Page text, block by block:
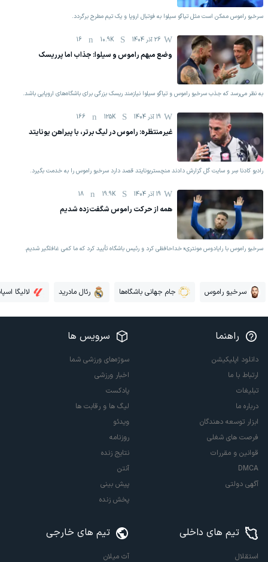
سرخیو راموس ممکن است مثل تیاگو سیلوا به فوتبال اروپا و یک تیم مطرح برگردد.
26 آذر 1404 10.9K
16
وضع مبهم راموس و سیلوا: جذاب اما پرریسک
به نظر می‌رسد که جذب سرخیو راموس و تیاگو سیلوا نیازمند ریسک بزرگی برای باشگاه‌های اروپایی باشد.
19 آذر 1404 125K
166
غیرمنتظره: راموس در لیگ برتر، با پیراهن یونایتد
رادیو کادنا سِر و سایت گل گزارش دادند منچستریونایتد قصد دارد سرخیو راموس را به خدمت بگیرد.
19 آذر 1404 19.9K
18
همه از حرکت راموس شگفت‌زده شدیم
سرخیو راموس با رایادوس مونتری» خداحافظی کرد و رئیس باشگاه تأیید کرد که ما کمی غافلگیر شدیم.
سرخیو راموس جام جهانی باشگاه‌ها رئال مادرید لالیگا
راهنما
دانلود اپلیکیشن
ارتباط با ما
تبلیغات
درباره ما
ابزار توسعه دهندگان
فرصت های شغلی
قوانین و مقررات
DMCA
آگهی دولتی
سرویس ها
سوژه‌های ورزشی شما
اخبار ورزشی
پادکست
لیگ ها و رقابت ها
ویدئو
روزنامه
نتایج زنده
آنتن
پیش بینی
پخش زنده
تیم های داخلی
استقلال
تیم های خارجی
آث میلان